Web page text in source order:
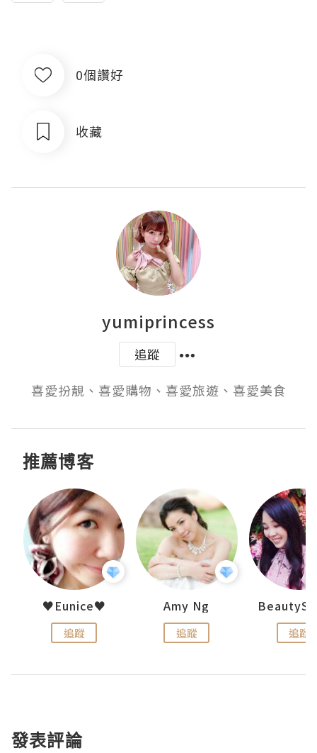
0個讚好
收藏
yumiprincess
追蹤
喜愛扮靚、喜愛購物、喜愛旅遊、喜愛美食
推薦博客
♥Eunice♥
追蹤
Amy Ng
追蹤 追蹤
發表評論